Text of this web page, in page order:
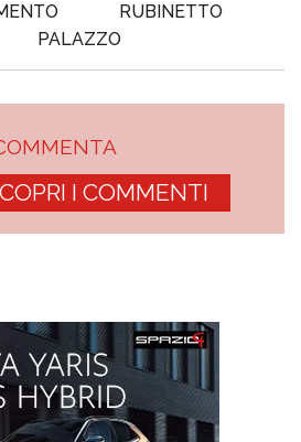
RUBINETTO
PALAZZO
I COMMENTI